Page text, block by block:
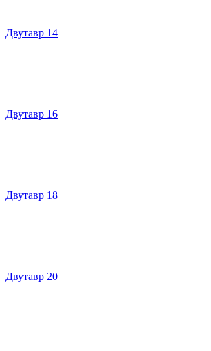
Двутавр 14
Двутавр 16
Двутавр 18
Двутавр 20